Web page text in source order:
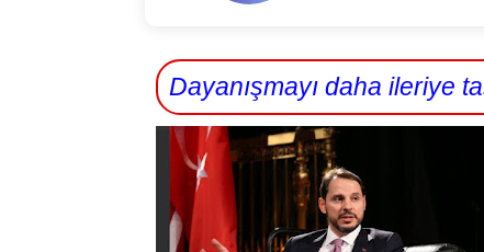
Dayanışmayı daha ileriye